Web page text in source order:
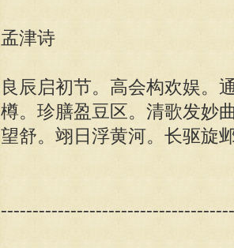
孟津诗
良辰启初节。高会构欢娱。
樽。珍膳盈豆区。清歌发妙
望舒。翊日浮黄河。长驱旋